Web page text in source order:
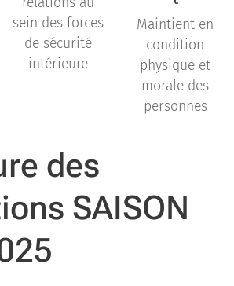
sein des forces
de sécurité
intérieure
Maintient en
condition
physique et
morale des
personnes
des
SAISON